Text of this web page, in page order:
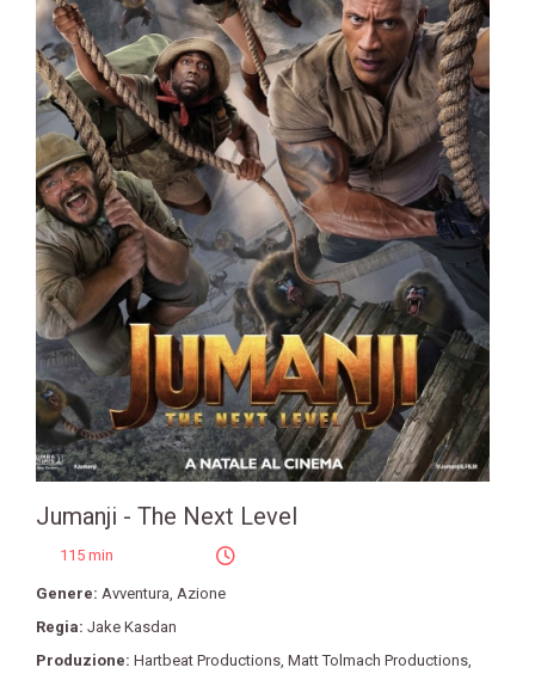
Jumanji - The Next Level
115 min
Genere: Avventura, Azione
Regia: Jake Kasdan
Produzione: Hartbeat Productions, Matt Tolmach Productions,